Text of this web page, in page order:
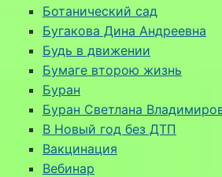
Ботанический сад
Бугакова Дина Андреевна
Будь в движении
Бумаге второю жизнь
Буран
Буран Светлана
В Новый год без ДТП
Вакцинация
Вебинар